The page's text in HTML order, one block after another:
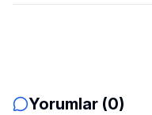
Yorumlar (0)